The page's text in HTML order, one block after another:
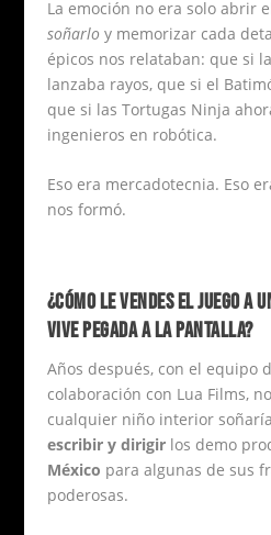
La emoción no era solo abrir
soñarlo y memorizar cada
épicos nos relataban: que si
lanzaba rayos, que si el
que si las Tortugas Ninja
ingenieros en robótica.
Eso era mercadotecnia. Eso
nos formó.
¿CÓMO LE VENDES EL JUEGO A
VIVE PEGADA A LA PANTALLA?
Años después, con el equipo
colaboración con Lua Films,
cualquier niño interior
escribir y dirigirlos demo
México para algunas de sus
poderosas.